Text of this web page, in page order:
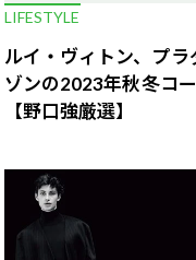
LIFESTYLE
ルイ・ヴィトン、プラ
ゾンの2023年秋冬コ
【野口強厳選】